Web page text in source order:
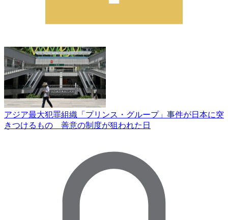
アジア最大犯罪組織「プリンス・グループ」事件が日本に突
きつけるもの 善意の制度が狙われた日